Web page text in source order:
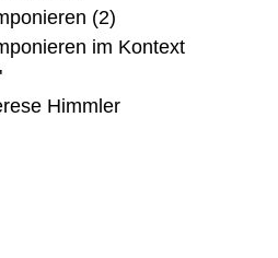
(2)
im Kontext
Himmler